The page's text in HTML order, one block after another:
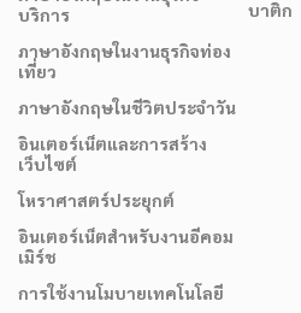
บริการ
ภาษาอังกฤษในงานธุรกิจท่อง
เที่ยว
ภาษาอังกฤษในชีวิตประจำวัน
อินเตอร์เน็ตและการสร้าง
เว็บไซต์
โหราศาสตร์ประยุกต์
อินเตอร์เน็ตสำหรับงานอีคอม
เมิร์ช
การใช้งานโมบายเทคโนโลยี
บาติก